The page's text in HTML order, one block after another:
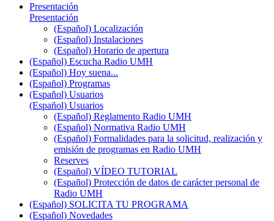
Presentación
Presentación
(Español) Localización
(Español) Instalaciones
(Español) Horario de apertura
(Español) Escucha Radio UMH
(Español) Hoy suena...
(Español) Programas
(Español) Usuarios
(Español) Usuarios
(Español) Reglamento Radio UMH
(Español) Normativa Radio UMH
(Español) Formalidades para la solicitud, realización y
emisión de programas en Radio UMH
Reserves
(Español) VÍDEO TUTORIAL
(Español) Protección de datos de carácter personal de
Radio UMH
(Español) SOLICITA TU PROGRAMA
(Español) Novedades